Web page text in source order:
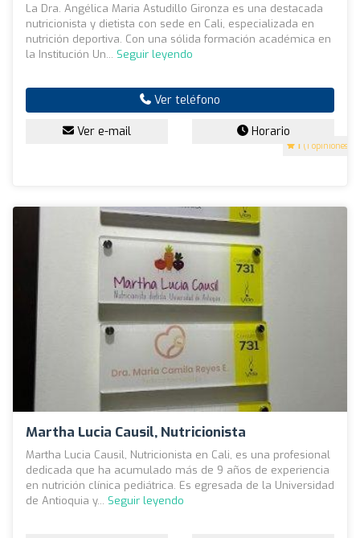
1 (1 opiniones)
La Dra. Angélica Maria Astudillo Gironza es una destacada
nutricionista y dietista con sede en Cali, especializada en
nutrición deportiva. Con una sólida formación académica en
la Institución Un... Seguir leyendo
Ver teléfono
Ver e-mail Horario
Martha Lucia Causil, Nutricionista
Martha Lucia Causil, Nutricionista en Cali, es una profesional
dedicada que ha acumulado más de 9 años de experiencia
en nutrición clínica pediátrica. Es egresada de la Universidad
de Antioquia y... Seguir leyendo